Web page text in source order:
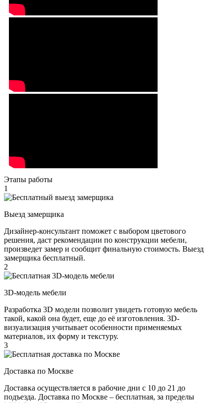
Этапы работы
1
Выезд замерщика
Дизайнер-консультант поможет с выбором цветового
решения, даст рекомендации по конструкции мебели,
произведет замер и сообщит финальную стоимость. Выезд
замерщика бесплатный.
2
3D-модель мебели
Разработка 3D модели позволит увидеть готовую мебель
такой, какой она будет, еще до её изготовления. 3D-
визуализация учитывает особенности применяемых
материалов, их форму и текстуру.
3
Доставка по Москве
Доставка осуществляется в рабочие дни с 10 до 21 до
подъезда. Доставка по Москве – бесплатная, за пределы